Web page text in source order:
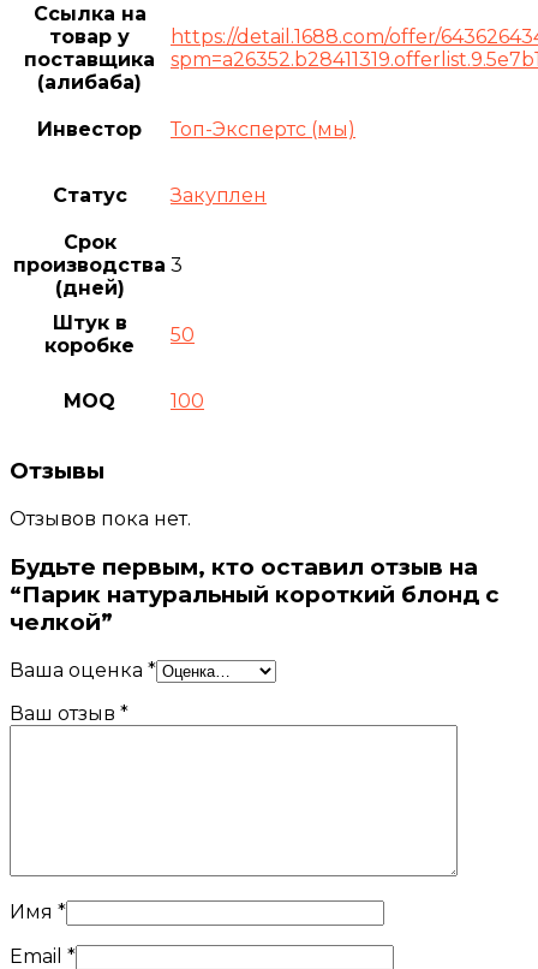
Ссылка на
товар у
поставщика
(алибаба)
https://detail.1688.com/offer/
Инвестор Топ-Экспертс (мы)
Статус Закуплен
Срок
производства
(дней)
3
Штук в
коробке
50
MOQ 100
Отзывы
Отзывов пока нет.
Будьте первым, кто оставил отзыв на
“Парик натуральный короткий блонд с
челкой”
Ваша оценка *
Ваш отзыв *
Имя *
Email *